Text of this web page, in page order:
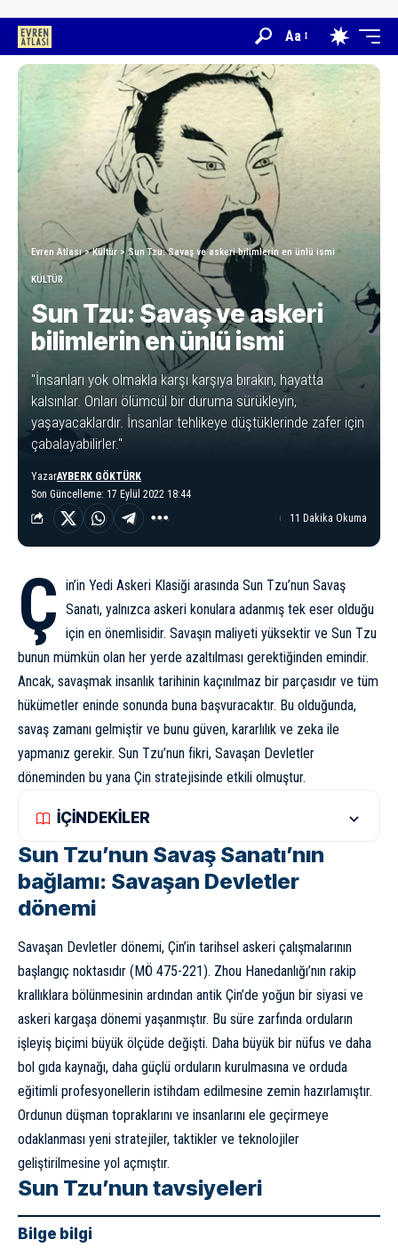
Aa
Evren Atlası>Kültür >Sun Tzu: Savaş ve askeri bilimlerin en ünlü ismi
KÜLTÜR
Sun Tzu: Savaş ve askeri
bilimlerin en ünlü ismi
"İnsanları yok olmakla karşı karşıya bırakın, hayatta
kalsınlar. Onları ölümcül bir duruma sürükleyin,
yaşayacaklardır. İnsanlar tehlikeye düştüklerinde zafer için
çabalayabilirler."
Son Güncelleme: 17 Eylül 2022 18:44
YazarAYBERK GÖKTÜRK
11 Dakika Okuma
Ç in’in Yedi Askeri Klasiği arasında Sun Tzu’nun Savaş
Sanatı, yalnızca askeri konulara adanmış tek eser olduğu
için en önemlisidir. Savaşın maliyeti yüksektir ve Sun Tzu
bunun mümkün olan her yerde azaltılması gerektiğinden emindir.
Ancak, savaşmak insanlık tarihinin kaçınılmaz bir parçasıdır ve tüm
hükümetler eninde sonunda buna başvuracaktır. Bu olduğunda,
savaş zamanı gelmiştir ve bunu güven, kararlılık ve zeka ile
yapmanız gerekir. Sun Tzu’nun fikri, Savaşan Devletler
döneminden bu yana Çin stratejisinde etkili olmuştur.
İÇİNDEKİLER
Sun Tzu’nun Savaş Sanatı’nın
bağlamı: Savaşan Devletler
dönemi
Savaşan Devletler dönemi, Çin’in tarihsel askeri çalışmalarının
başlangıç noktasıdır (MÖ 475-221). Zhou Hanedanlığı’nın rakip
krallıklara bölünmesinin ardından antik Çin’de yoğun bir siyasi ve
askeri kargaşa dönemi yaşanmıştır. Bu süre zarfında orduların
işleyiş biçimi büyük ölçüde değişti. Daha büyük bir nüfus ve daha
bol gıda kaynağı, daha güçlü orduların kurulmasına ve orduda
eğitimli profesyonellerin istihdam edilmesine zemin hazırlamıştır.
Ordunun düşman topraklarını ve insanlarını ele geçirmeye
odaklanması yeni stratejiler, taktikler ve teknolojiler
geliştirilmesine yol açmıştır.
Sun Tzu’nun tavsiyeleri
Bilge bilgi